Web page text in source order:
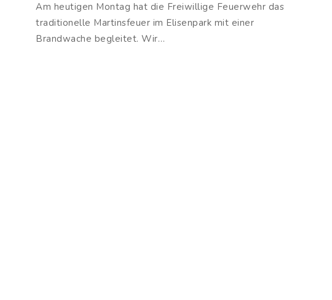
Am heutigen Montag hat die Freiwillige Feuerwehr das
traditionelle Martinsfeuer im Elisenpark mit einer
Brandwache begleitet. Wir…